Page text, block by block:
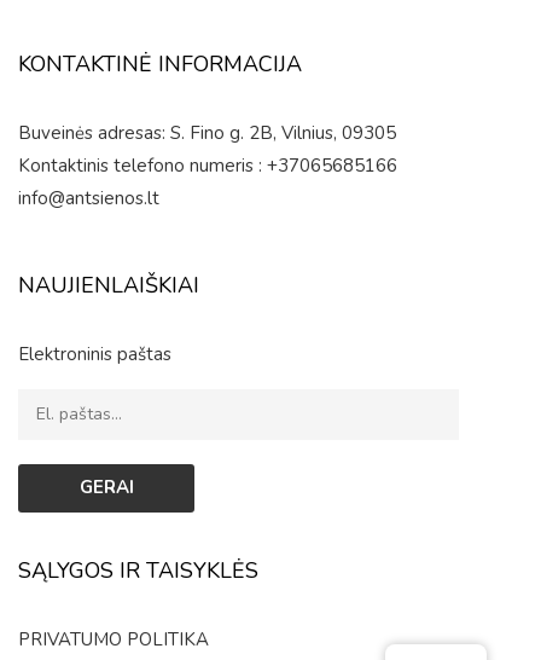
KONTAKTINĖ INFORMACIJA
Buveinės adresas: S. Fino g. 2B, Vilnius, 09305
Kontaktinis telefono numeris : +37065685166
info@antsienos.lt
NAUJIENLAIŠKIAI
Elektroninis paštas
SĄLYGOS IR TAISYKLĖS
PRIVATUMO POLITIKA